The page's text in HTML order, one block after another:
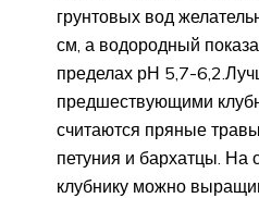
грунтовых вод
см, а водородный
пределах рН 5,7-
предшествующими
считаются пряные
петуния и бархатцы. На
клубнику можно